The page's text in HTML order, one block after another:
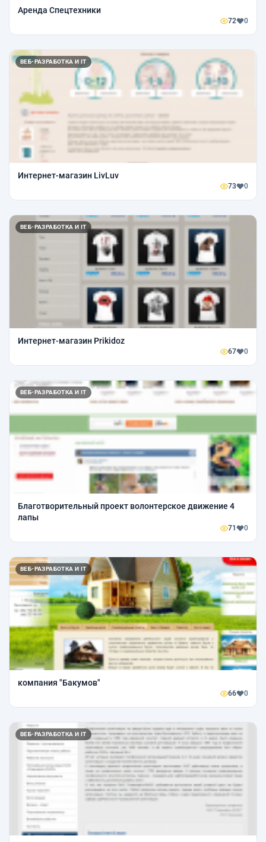
Аренда Спецтехники
72 0
ВЕБ-РАЗРАБОТКА И IT
Интернет-магазин LivLuv
73 0
ВЕБ-РАЗРАБОТКА И IT
Интернет-магазин Prikidoz
67 0
ВЕБ-РАЗРАБОТКА И IT
Благотворительный проект волонтерское движение 4
лапы
71 0
ВЕБ-РАЗРАБОТКА И IT
компания "Бакумов"
66 0
ВЕБ-РАЗРАБОТКА И IT